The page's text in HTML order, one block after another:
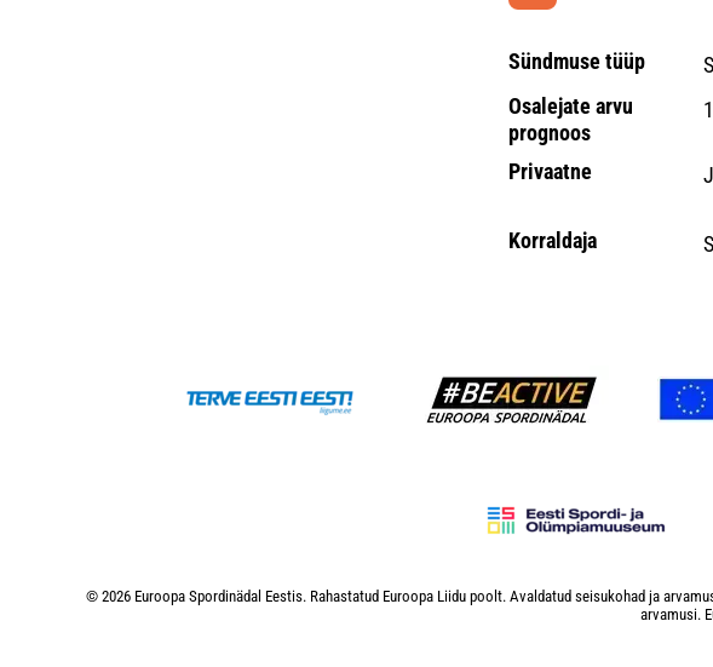
Sündmuse tüüp
Osalejate arvu
prognoos
Privaatne
Korraldaja
© 2026 Euroopa Spordinädal Eestis. Rahastatud Euroopa Liidu poolt. Avaldatud seisukohad ja
arvamusi.